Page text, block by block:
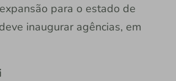
para o estado de
inaugurar agências, em